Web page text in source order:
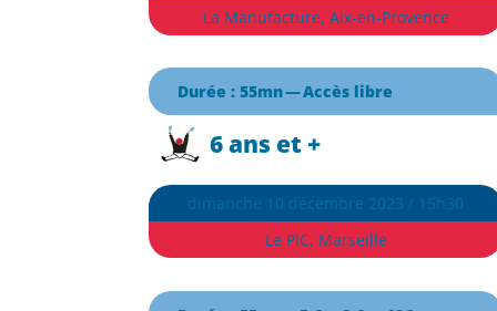
La Manufacture, Aix-en-Provence
Durée : 55mn — Accès libre
6 ans et +
dimanche 10 décembre 2023 / 15h30
Le PIC, Marseille